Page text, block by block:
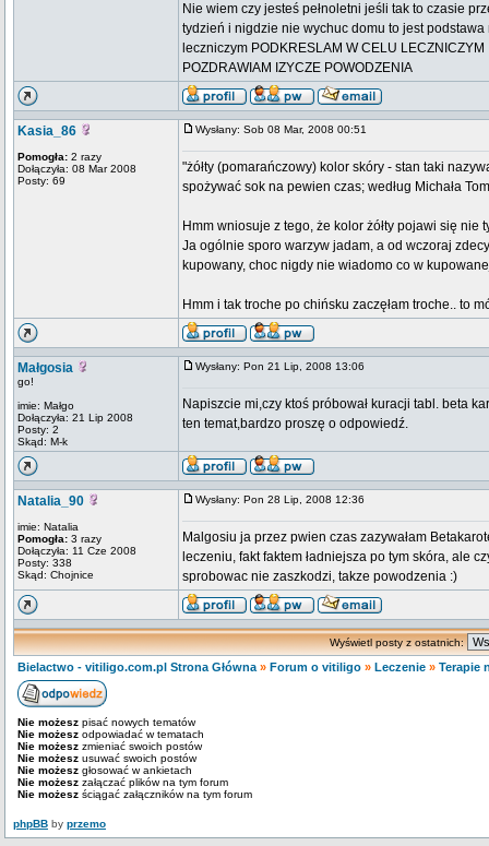
Nie wiem czy jesteś pełnoletni jeśli tak to czasie
tydzień i nigdzie nie wychuc domu to jest
leczniczym PODKRESLAM W CELU LECZNICZYM
POZDRAWIAM IZYCZE POWODZENIA
Kasia_86
Pomogła: 2 razy
Dołączyła: 08 Mar 2008
Posty: 69
Wysłany: Sob 08 Mar, 2008 00:51
"żółty (pomarańczowy) kolor skóry - stan taki
spożywać sok na pewien czas; według Michała
Hmm wniosuje z tego, że kolor żółty pojawi się
Ja ogólnie sporo warzyw jadam, a od wczoraj
kupowany, choc nigdy nie wiadomo co w
Hmm i tak troche po chińsku zaczęłam troche.. to
Małgosia
go!
imie: Małgo
Dołączyła: 21 Lip 2008
Posty: 2
Skąd: M-k
Wysłany: Pon 21 Lip, 2008 13:06
Napiszcie mi,czy ktoś próbował kuracji tabl. beta
ten temat,bardzo proszę o odpowiedź.
Natalia_90
imie: Natalia
Pomogła: 3 razy
Dołączyła: 11 Cze 2008
Posty: 338
Skąd: Chojnice
Wysłany: Pon 28 Lip, 2008 12:36
Malgosiu ja przez pwien czas zazywałam
leczeniu, fakt faktem ładniejsza po tym skóra, ale
sprobowac nie zaszkodzi, takze powodzenia :)
Wyświetl posty z ostatnich:
Bielactwo - vitiligo.com.pl Strona Główna » Forum o vitiligo » Leczenie » Terapie
Nie możesz pisać nowych tematów
Nie możesz odpowiadać w tematach
Nie możesz zmieniać swoich postów
Nie możesz usuwać swoich postów
Nie możesz głosować w ankietach
Nie możesz załączać plików na tym forum
Nie możesz ściągać załączników na tym forum
phpBB by przemo